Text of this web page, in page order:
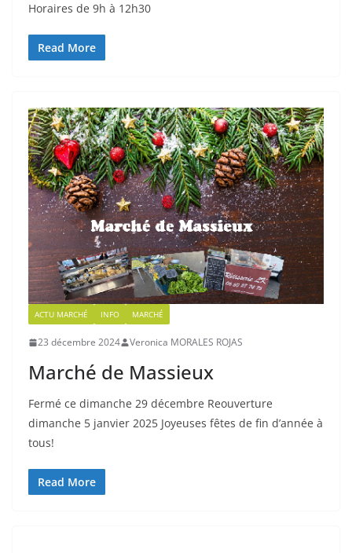
Horaires de 9h à 12h30
Read More
ACTU MARCHÉ INFO MARCHÉ
23 décembre 2024 Veronica MORALES ROJAS
Marché de Massieux
Fermé ce dimanche 29 décembre Reouverture
dimanche 5 janvier 2025 Joyeuses fêtes de fin d’année à
tous!
Read More